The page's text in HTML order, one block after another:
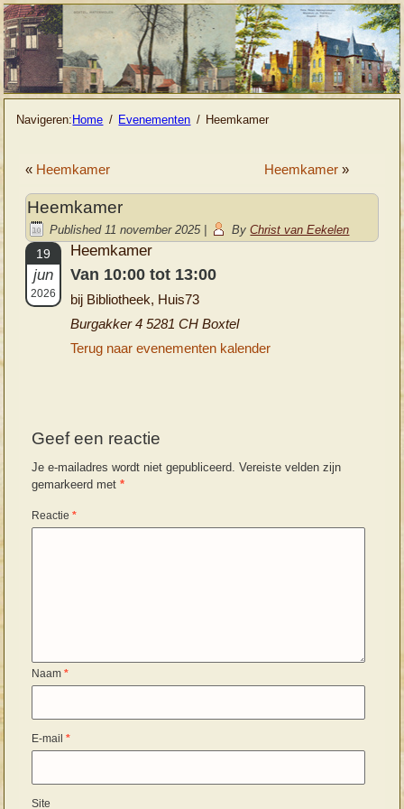
Navigeren: Home Evenementen Heemkamer
« Heemkamer Heemkamer»
Heemkamer
Published 11 november 2025| By Christ van Eekelen
19
jun
2026
Heemkamer
Van 10:00 tot 13:00
bij Bibliotheek, Huis73
Burgakker 4 5281 CH Boxtel
Terug naar evenementen kalender
Geef een reactie
Je e-mailadres wordt niet gepubliceerd. Vereiste velden zijn
gemarkeerd met*
Reactie*
Naam*
E-mail*
Site